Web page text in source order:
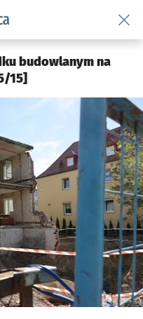
Dla mieszkańca
budowlanym na
15]